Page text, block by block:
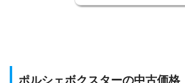
ポルシェボクスターの中古価格